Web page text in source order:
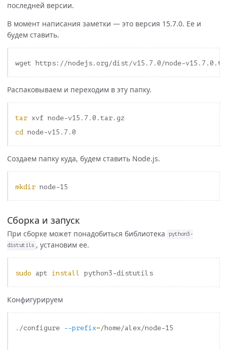
последней версии.
В момент написания заметки — это версия 15.7.0. Ее и
будем ставить.
Распаковываем и переходим в эту папку.
tar
cd
Создаем папку куда, будем ставить Node.js.
mkdir
Сборка и запуск
При сборке может понадобиться библиотека
python3-
distutils , установим ее.
sudo apt install
Конфигурируем
./configure --prefix=/home/alex/node-15